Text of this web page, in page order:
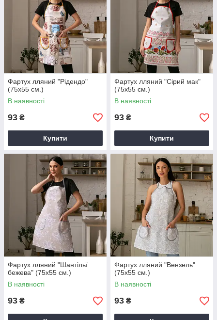
Фартух лляний "Рідендо"
(75х55 см.)
В наявності
93 ₴
Купити
Фартух лляний "Сірий мак"
(75х55 см.)
В наявності
93 ₴
Купити
Фартух лляний "Шантільї
бежева" (75х55 см.)
В наявності
93 ₴
Фартух лляний "Вензель"
(75х55 см.)
В наявності
93 ₴